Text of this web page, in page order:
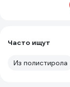
Часто ищут
Из полистирола